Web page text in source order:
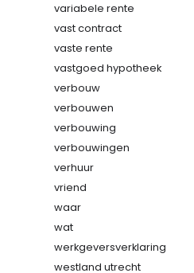
variabele rente
vast contract
vaste rente
vastgoed hypotheek
verbouw
verbouwen
verbouwing
verbouwingen
verhuur
vriend
waar
wat
werkgeversverklaring
westland utrecht